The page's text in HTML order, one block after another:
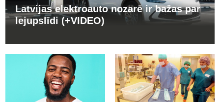
Latvijas elektroauto nozarē ir bažas par
lejupslīdi (+VIDEO)